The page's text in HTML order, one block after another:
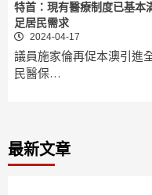
特首：現有醫療制度已基本
足居民需求
2024-04-17
議員施家倫再促本澳引進
民醫保…
最新文章